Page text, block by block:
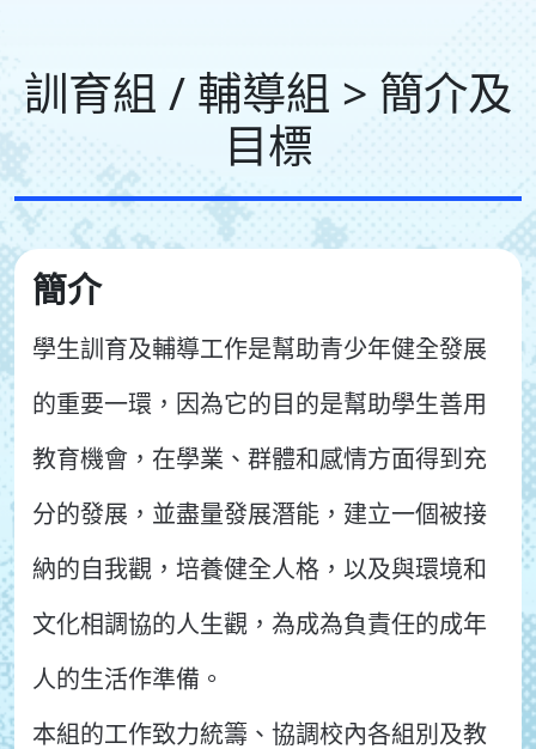
訓育組 / 輔導組 > 簡介及
目標
簡介
學生訓育及輔導工作是幫助青少年健全發展
的重要一環，因為它的目的是幫助學生善用
教育機會，在學業、群體和感情方面得到充
分的發展，並盡量發展潛能，建立一個被接
納的自我觀，培養健全人格，以及與環境和
文化相調協的人生觀，為成為負責任的成年
人的生活作準備。
本組的工作致力統籌、協調校內各組別及教